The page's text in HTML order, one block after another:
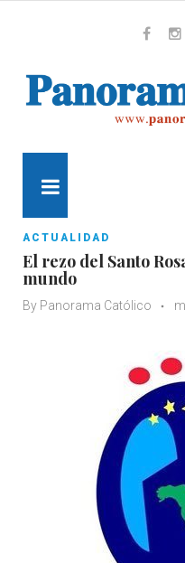
ACTUALIDAD
El rezo del Santo
mundo
By Panorama Católico